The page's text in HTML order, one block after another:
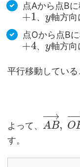
点Aから点Bに
+1、y軸方向
点Oから点B
+4、y軸方向
平行移動している
よって、 AB
−→
−
, O
−
−
す。